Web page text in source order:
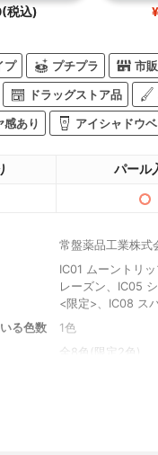
税込)
プ プチプラ 市
ドラッグストア品
感あり アイシャドウ
パール
常盤薬品工業株式
IC01 ムーントリ
レーズン、IC05
<限定>、IC08 ス
る色数
1色
全8色(限定2色)